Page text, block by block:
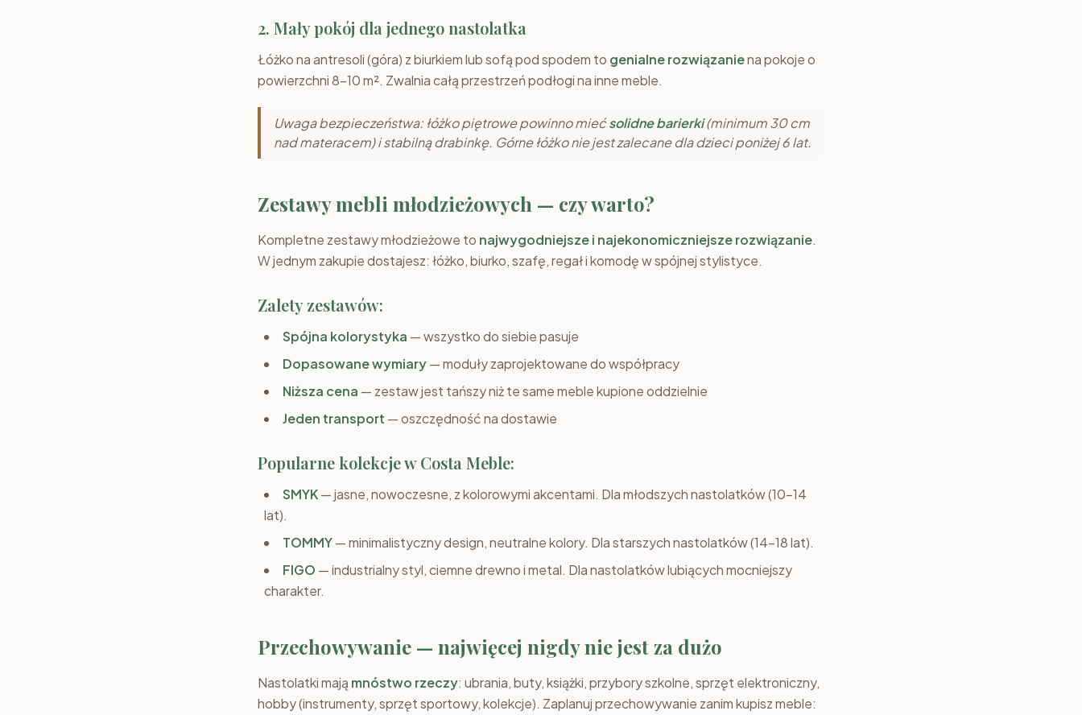
2. Mały pokój dla jednego nastolatka
Łóżko na antresoli (góra) z biurkiem lub sofą pod spodem to genialne rozwiązaniena pokoje o
powierzchni 8–10 m². Zwalnia całą przestrzeń podłogi na inne meble.
Uwaga bezpieczeństwa: łóżko piętrowe powinno miećsolidne barierki(minimum 30 cm
nad materacem) i stabilną drabinkę. Górne łóżko nie jest zalecane dla dzieci poniżej 6 lat.
Zestawy mebli młodzieżowych — czy warto?
Kompletne zestawy młodzieżowe to najwygodniejsze i najekonomiczniejsze rozwiązanie.
W jednym zakupie dostajesz: łóżko, biurko, szafę, regał i komodę w spójnej stylistyce.
Zalety zestawów:
Spójna kolorystyka — wszystko do siebie pasuje
Dopasowane wymiary— moduły zaprojektowane do współpracy
Niższa cena — zestaw jest tańszy niż te same meble kupione oddzielnie
Jeden transport — oszczędność na dostawie
Popularne kolekcje w Costa Meble:
SMYK— jasne, nowoczesne, z kolorowymi akcentami. Dla młodszych nastolatków (10–14
lat).
TOMMY— minimalistyczny design, neutralne kolory. Dla starszych nastolatków (14–18 lat).
FIGO — industrialny styl, ciemne drewno i metal. Dla nastolatków lubiących mocniejszy
charakter.
Przechowywanie — najwięcej nigdy nie jest za dużo
Nastolatki mają mnóstwo rzeczy: ubrania, buty, książki, przybory szkolne, sprzęt elektroniczny,
hobby (instrumenty, sprzęt sportowy, kolekcje). Zaplanuj przechowywanie zanim kupisz meble: